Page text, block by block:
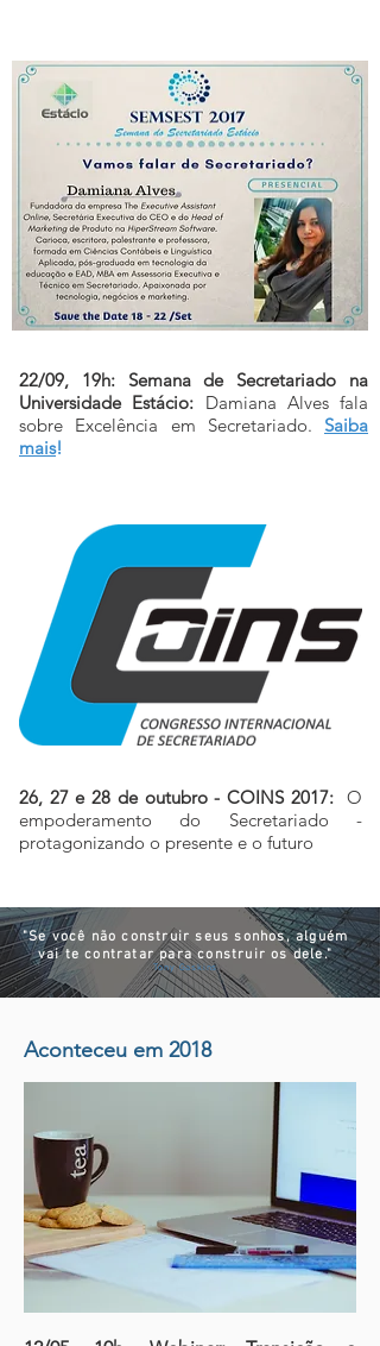
22/09, 19h: Semana de Secretariado na
Universidade Estácio: Damiana Alves fala
sobre Excelência em Secretariado. Saiba
mais!
26, 27 e 28 de outubro - COINS 2017: O
empoderamento do Secretariado -
protagonizando o presente e o futuro
"Se você não construir seus sonhos, alguém
vai te contratar para construir os dele."
Tony Gaskins
Aconteceu em 2018